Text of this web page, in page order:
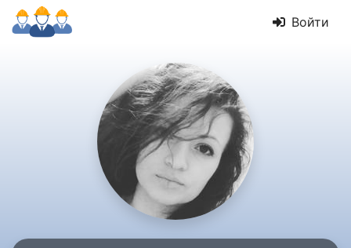
Войти